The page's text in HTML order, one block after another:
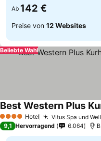
Ab 142 €
Preise von 12 Websites
Beliebte Wahl
4 Sterne Hotel Vitus Spa und
9,1 Hervorragend 6.064